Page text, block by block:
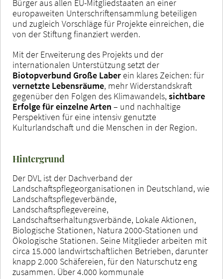
Bürger aus allen EU-Mitgliedstaaten an einer
europaweiten Unterschriftensammlung beteiligen
und zugleich Vorschläge für Projekte einreichen, die
von der Stiftung finanziert werden.
Mit der Erweiterung des Projekts und der
internationalen Unterstützung setzt der
Biotopverbund Große Laber ein klares Zeichen: für
vernetzte Lebensräume, mehr Widerstandskraft
gegenüber den Folgen des Klimawandels, sichtbare
Erfolge für einzelne Arten – und nachhaltige
Perspektiven für eine intensiv genutzte
Kulturlandschaft und die Menschen in der Region.
Hintergrund
Der DVL ist der Dachverband der
Landschaftspflegeorganisationen in Deutschland, wie
Landschaftspflegeverbände,
Landschaftspflegevereine,
Landschaftserhaltungsverbände, Lokale Aktionen,
Biologische Stationen, Natura 2000-Stationen und
Ökologische Stationen. Seine Mitglieder arbeiten mit
circa 15.000 landwirtschaftlichen Betrieben, darunter
knapp 2.000 Schäfereien, für den Naturschutz eng
zusammen. Über 4.000 kommunale